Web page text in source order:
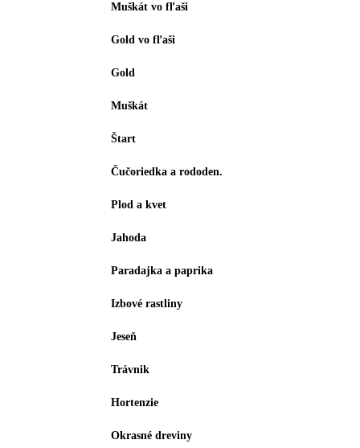
Muškát vo fľaši
Gold vo fľaši
Gold
Muškát
Štart
Čučoriedka a rododen.
Plod a kvet
Jahoda
Paradajka a paprika
Izbové rastliny
Jeseň
Trávnik
Hortenzie
Okrasné dreviny